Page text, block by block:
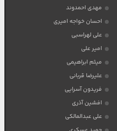
مهدی احمدوند
احسان خواجه امیری
علی لهراسبی
امیر علی
میثم ابراهیمی
علیرضا قربانی
فریدون آسرایی
افشین آذری
علی عبدالمالکی